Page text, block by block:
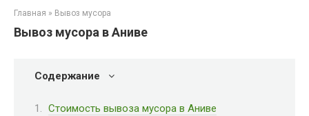
Главная » Вывоз мусора
Вывоз мусора в Аниве
Содержание
Стоимость вывоза мусора в Аниве